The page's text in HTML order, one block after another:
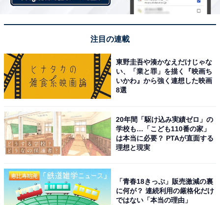
「天然温泉 清児の湯」はリーズナブルに天然温泉
が楽しめる銭湯
注目の連載
東野圭吾や湊かなえだけじゃな
い、「業と罪」を描く『映画ち
いかわ』から強く連想した映画
8選
20年間「駆け込み実績ゼロ」の
学校も…「こども110番の家」
は本当に必要？ PTAが直面する
理想と現実
「青春18きっぷ」販売激減の裏
に何が？ 連続利用の厳格化だけ
ではない「本当の理由」